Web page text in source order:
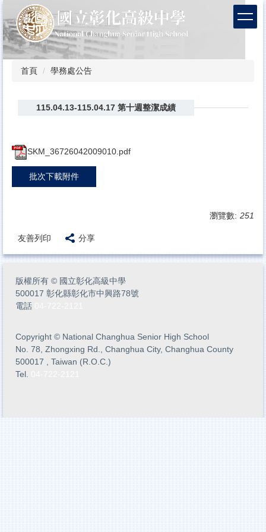
到
主
要
內
首頁 學務處公告
115.04.13-115.04.17 第十週整潔成績
SKM_36726042009010.pdf
批次下載附件
瀏覽數: 251
友善列印 分享
版權所有 © 國立彰化高級中學
500017 彰化縣彰化市中興路78號
電話
Copyright © National Changhua Senior High School
No. 78, Zhongxing Rd., Changhua City, Changhua County
500017 , Taiwan (R.O.C.)
Tel.